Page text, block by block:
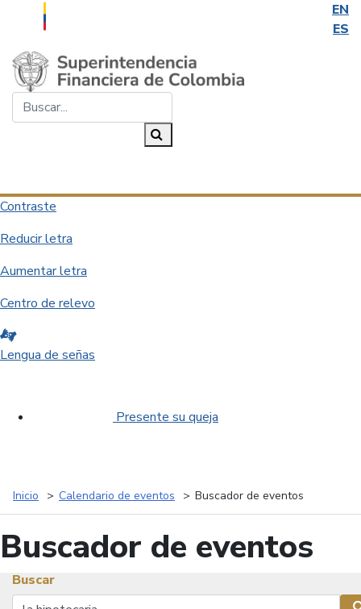
EN
ES
Saltar al contenido principal
Contraste
Reducir letra
Aumentar letra
Centro de relevo
Lengua de señas
Presente su queja
Inicio Calendario de eventos Buscador de eventos
Buscador de eventos
Buscar
Buscar